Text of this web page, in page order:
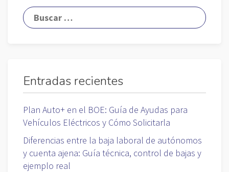
Entradas recientes
Plan Auto+ en el BOE: Guía de Ayudas para
Vehículos Eléctricos y Cómo Solicitarla
Diferencias entre la baja laboral de autónomos
y cuenta ajena: Guía técnica, control de bajas y
ejemplo real